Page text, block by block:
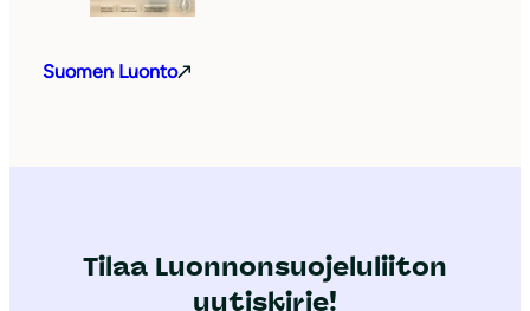
Suomen Luonto
Tilaa Luonnonsuojeluliiton
uutiskirje!